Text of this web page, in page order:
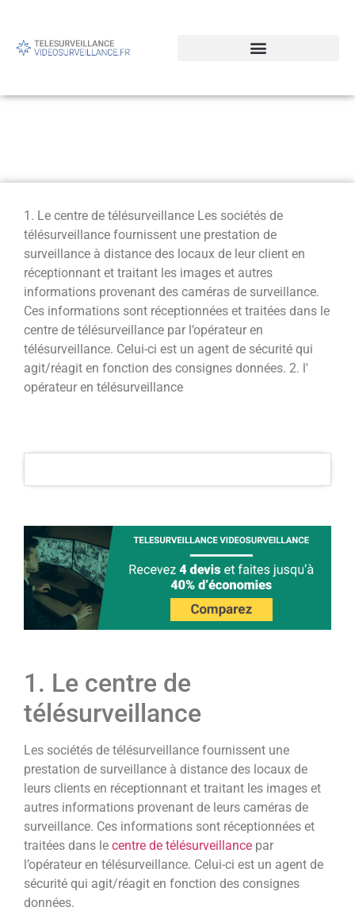
1. Le centre de télésurveillance Les sociétés de
télésurveillance fournissent une prestation de
surveillance à distance des locaux de leur client en
réceptionnant et traitant les images et autres
informations provenant des caméras de surveillance.
Ces informations sont réceptionnées et traitées dans le
centre de télésurveillance par l’opérateur en
télésurveillance. Celui-ci est un agent de sécurité qui
agit/réagit en fonction des consignes données. 2. l'
opérateur en télésurveillance
1. Le centre de
télésurveillance
Les sociétés de télésurveillance fournissent une
prestation de surveillance à distance des locaux de
leurs clients en réceptionnant et traitant les images et
autres informations provenant de leurs caméras de
surveillance. Ces informations sont réceptionnées et
traitées dans le centre de télésurveillance par
l’opérateur en télésurveillance. Celui-ci est un agent de
sécurité qui agit/réagit en fonction des consignes
données.